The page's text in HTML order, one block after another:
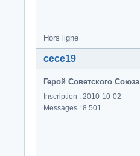
Hors ligne
cece19
Герой Советского Союза
Inscription : 2010-10-02
Messages : 8 501